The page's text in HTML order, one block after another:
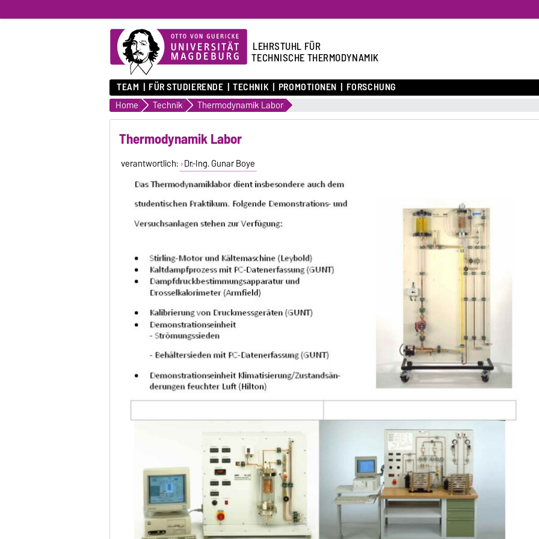
LEHRSTUHL FÜR
TECHNISCHE THERMODYNAMIK
TEAM FÜR STUDIERENDE TECHNIK PROMOTIONEN FORSCHUNG
Home Technik Thermodynamik Labor
Thermodynamik Labor
verantwortlich: Dr.-Ing. Gunar Boye